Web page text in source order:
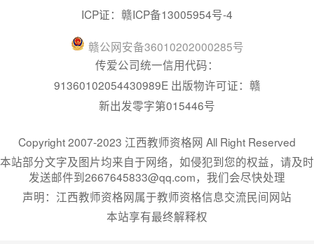
ICP证： 赣ICP备13005954号-4
赣公网安备36010202000285号
传爱公司统一信用代码：
91360102054430989E 出版物许可证：赣
新出发零字第015446号
Copyright 2007-2023 江西教师资格网 All Right Reserved
本站部分文字及图片均来自于网络，如侵犯到您的权益，请及时
发送邮件到2667645833@qq.com，我们会尽快处理
声明：江西教师资格网属于教师资格信息交流民间网站
本站享有最终解释权